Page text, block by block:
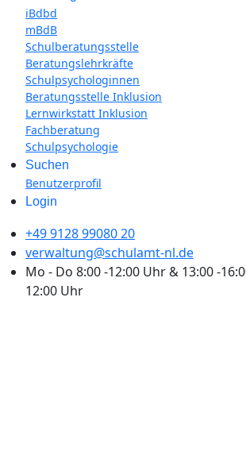
iBdbd
mBdB
Schulberatungsstelle
Beratungslehrkräfte
Schulpsychologinnen
Beratungsstelle Inklusion
Lernwirkstatt Inklusion
Fachberatung
Schulpsychologie
Suchen
Benutzerprofil
Login
+49 9128 99080 20
verwaltung@schulamt-nl.de
Mo - Do 8:00 -12:00 Uhr & 13:00 -
12:00 Uhr